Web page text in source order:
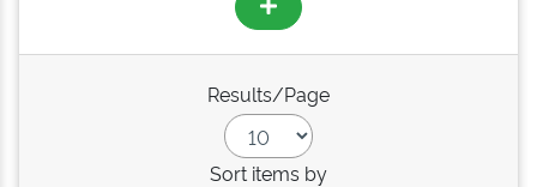
Results/Page
Sort items by